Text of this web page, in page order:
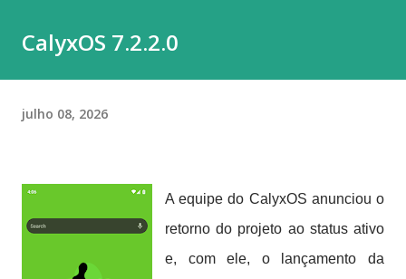
CalyxOS 7.2.2.0
julho 08, 2026
A equipe do CalyxOS anunciou o
retorno do projeto ao status ativo
e, com ele, o lançamento da